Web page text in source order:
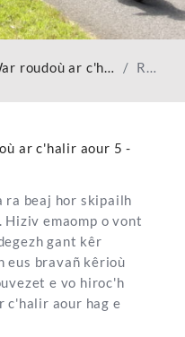
[SUJ] War roudoù ar c'halir aour 5 - Naoned Résumé
ar c'halir aour 5 -
ra beaj hor skipailh
emaomp o vont
gant kêr
eus bravañ kêrioù
e vo hiroc'h
c'halir aour hag e